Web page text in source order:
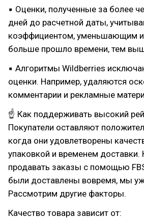
▪ Оценки, полученные за более
дней до расчетной даты,
коэффициентом, уменьшающим
больше прошло времени, тем
▪ Алгоритмы Wildberries
оценки. Например, удаляются
комментарии и рекламные
☝ Как поддерживать высокий
Покупатели оставляют
когда они удовлетворены
упаковкой и временем доставки.
продавать заказы с помощью
были доставлены вовремя, мы
Рассмотрим другие факторы.
Качество товара зависит от: